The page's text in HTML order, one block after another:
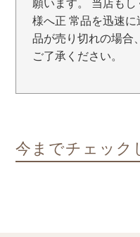
願います。 当店も
様へ正 常品を迅速
品が売り切れの場合
ご了承ください。
今までチェック